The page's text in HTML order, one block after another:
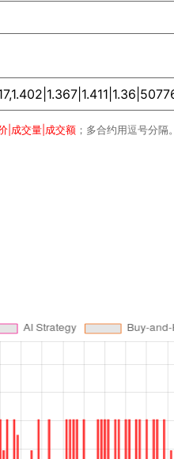
|成交量|成交额 ；多合约用逗号分隔。